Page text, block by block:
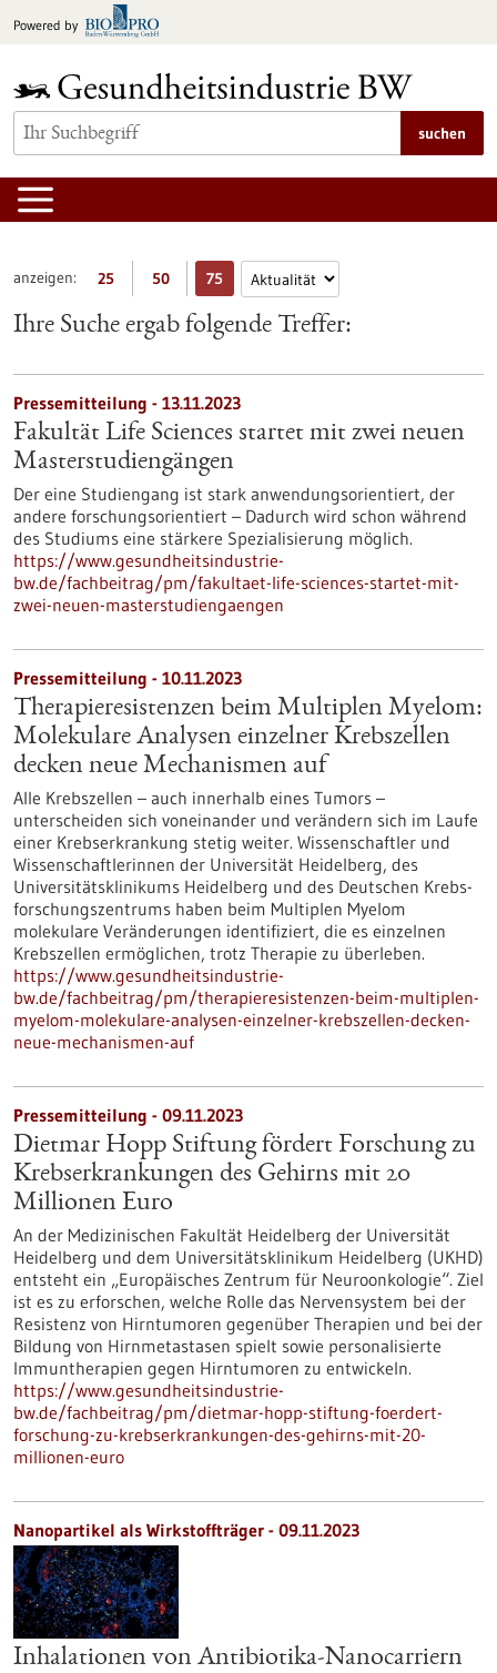
Inhalt
Powered by
suchen
anzeigen: 25 50 75
Ihre Suche ergab folgende Treffer:
Pressemitteilung - 13.11.2023
Fakultät Life Sciences startet mit zwei neuen
Masterstudiengängen
Der eine Studiengang ist stark anwendungsorientiert, der
andere forschungsorientiert – Dadurch wird schon während
des Studiums eine stärkere Spezialisierung möglich.
https://www.gesundheitsindustrie-
bw.de/fachbeitrag/pm/fakultaet-life-sciences-startet-mit-
zwei-neuen-masterstudiengaengen
Pressemitteilung - 10.11.2023
Therapieresistenzen beim Multiplen Myelom:
Molekulare Analysen einzelner Krebszellen
decken neue Mechanismen auf
Alle Krebszellen – auch innerhalb eines Tumors –
unterscheiden sich voneinander und verändern sich im Laufe
einer Krebserkrankung stetig weiter. Wissenschaftler und
Wissenschaftlerinnen der Universität Heidelberg, des
Universitätsklinikums Heidelberg und des Deutschen Krebs­
forschungs­zentrums haben beim Multiplen Myelom
molekulare Veränderungen identifiziert, die es einzelnen
Krebszellen ermöglichen, trotz Therapie zu überleben.
https://www.gesundheitsindustrie-
bw.de/fachbeitrag/pm/therapieresistenzen-beim-multiplen-
myelom-molekulare-analysen-einzelner-krebszellen-decken-
neue-mechanismen-auf
Pressemitteilung - 09.11.2023
Dietmar Hopp Stiftung fördert Forschung zu
Krebserkrankungen des Gehirns mit 20
Millionen Euro
An der Medizinischen Fakultät Heidelberg der Universität
Heidelberg und dem Universitätsklinikum Heidelberg (UKHD)
entsteht ein „Europäisches Zentrum für Neuroonkologie“. Ziel
ist es zu erforschen, welche Rolle das Nervensystem bei der
Resistenz von Hirntumoren gegenüber Therapien und bei der
Bildung von Hirnmetastasen spielt sowie personalisierte
Immuntherapien gegen Hirntumoren zu entwickeln.
https://www.gesundheitsindustrie-
bw.de/fachbeitrag/pm/dietmar-hopp-stiftung-foerdert-
forschung-zu-krebserkrankungen-des-gehirns-mit-20-
millionen-euro
Nanopartikel als Wirkstoffträger - 09.11.2023
Inhalationen von Antibiotika-Nanocarriern